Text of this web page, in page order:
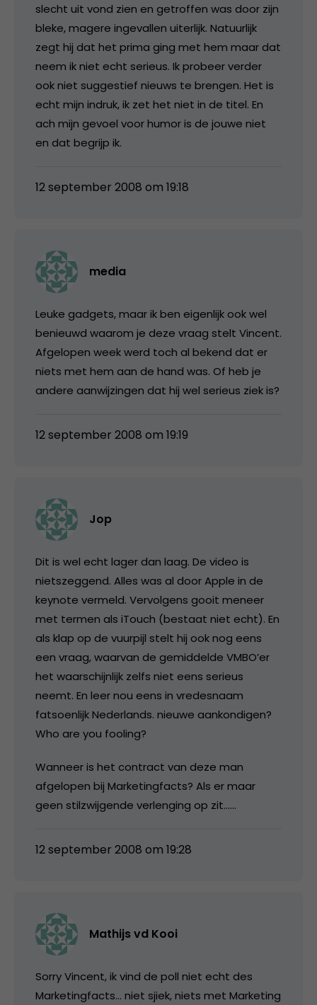
slecht uit vond zien en getroffen was door zijn
bleke, magere ingevallen uiterlijk. Natuurlijk
zegt hij dat het prima ging met hem maar dat
neem ik niet echt serieus. Ik probeer verder
ook niet suggestief nieuws te brengen. Het is
echt mijn indruk, ik zet het niet in de titel. En
ach mijn gevoel voor humor is de jouwe niet
en dat begrijp ik.
12 september 2008 om 19:18
media
Leuke gadgets, maar ik ben eigenlijk ook wel
benieuwd waarom je deze vraag stelt Vincent.
Afgelopen week werd toch al bekend dat er
niets met hem aan de hand was. Of heb je
andere aanwijzingen dat hij wel serieus ziek is?
12 september 2008 om 19:19
Jop
Dit is wel echt lager dan laag. De video is
nietszeggend. Alles was al door Apple in de
keynote vermeld. Vervolgens gooit meneer
met termen als iTouch (bestaat niet echt). En
als klap op de vuurpijl stelt hij ook nog eens
een vraag, waarvan de gemiddelde VMBO’er
het waarschijnlijk zelfs niet eens serieus
neemt. En leer nou eens in vredesnaam
fatsoenlijk Nederlands. nieuwe aankondigen?
Who are you fooling?
Wanneer is het contract van deze man
afgelopen bij Marketingfacts? Als er maar
geen stilzwijgende verlenging op zit……
12 september 2008 om 19:28
Mathijs vd Kooi
Sorry Vincent, ik vind de poll niet echt des
Marketingfacts… niet sjiek, niets met Marketing